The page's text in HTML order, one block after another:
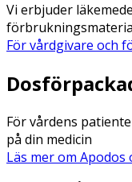
Vi erbjuder
För vårdgivare och
För vårdens
på din medicin
Läs mer om Apodos